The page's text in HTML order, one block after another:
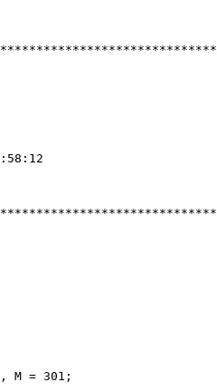
, M = 301 ;